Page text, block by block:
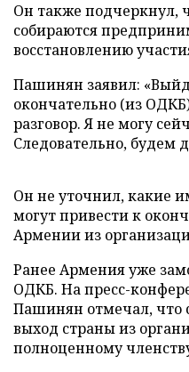
Он также подчеркнул,
собираются
восстановлению
Пашинян заявил:
окончательно (из
разговор. Я не могу
Следовательно, будем
Он не уточнил, какие
могут привести к
Армении из
Ранее Армения уже
ОДКБ. На пресс-
Пашинян отмечал, что
выход страны из
полноценному